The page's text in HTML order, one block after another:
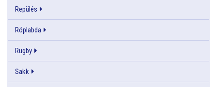
Repülés
Röplabda
Rugby
Sakk